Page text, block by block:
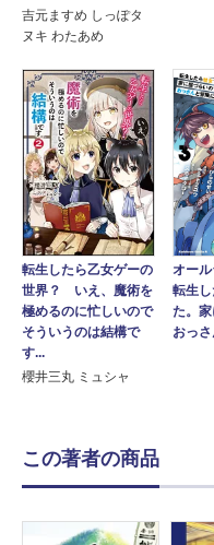
吉元ますめ しっぽタ
ヌキ わたあめ
転生したら乙女ゲーの
世界？ いえ、魔術を
極めるのに忙しいので
そういうのは結構で
す...
櫻井三丸 ミュシャ
オー
転生
た。
おっ
この著者の商品